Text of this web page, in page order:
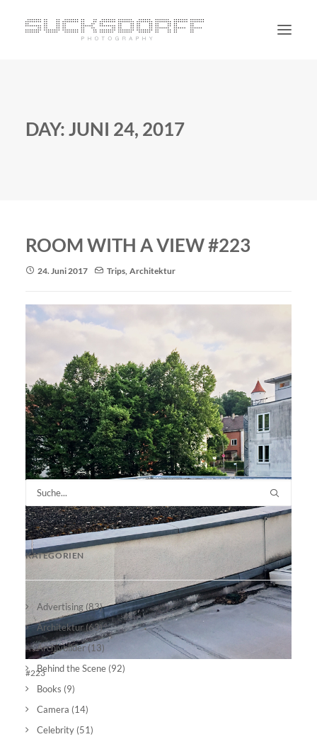
DAY: JUNI 24, 2017
ROOM WITH A VIEW #223
24. Juni 2017 Trips, Architektur
#223
KATEGORIEN
Advertising (83)
Architektur(63)
Archivbilder(13)
Behind the Scene (92)
Books (9)
Camera (14)
Celebrity (51)